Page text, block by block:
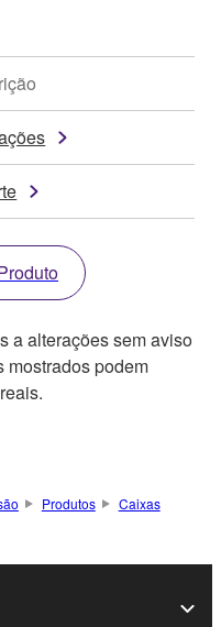
a alterações sem aviso
mostrados podem
Produtos
Caixas